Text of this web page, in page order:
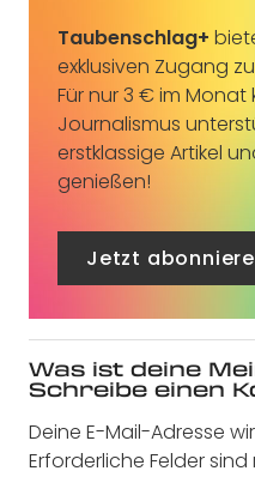
Taubenschlag+
exklusiven Zugang
Für nur 3 € im
Journalismus
erstklassige Artikel
genießen!
Jetzt
Was ist deine
Schreibe einen
Deine E-Mail-Adresse
Erforderliche Felder sind